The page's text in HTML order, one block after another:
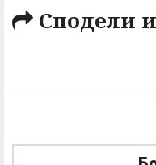
Сподели